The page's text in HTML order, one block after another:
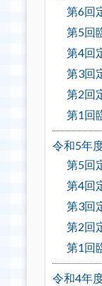
第6回
第5回
第4回
第3回
第2回
第1回
令和5年
第5回
第4回
第3回
第2回
第1回
令和4年